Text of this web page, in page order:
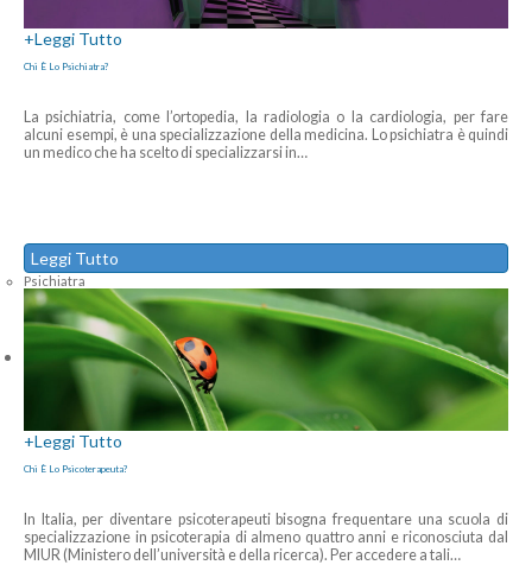
+Leggi Tutto
Chi È Lo Psichiatra?
La psichiatria, come l’ortopedia, la radiologia o la cardiologia, per fare
alcuni esempi, è una specializzazione della medicina. Lo psichiatra è quindi
un medico che ha scelto di specializzarsi in…
Leggi Tutto
Psichiatra
+Leggi Tutto
Chi È Lo Psicoterapeuta?
In Italia, per diventare psicoterapeuti bisogna frequentare una scuola di
specializzazione in psicoterapia di almeno quattro anni e riconosciuta dal
MIUR (Ministero dell’università e della ricerca). Per accedere a tali…